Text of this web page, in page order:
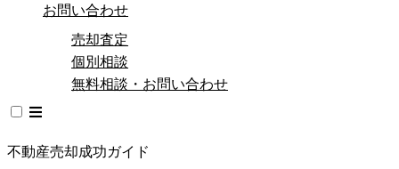
お問い合わせ
売却査定
個別相談
無料相談・お問い合わせ
不動産売却成功ガイド